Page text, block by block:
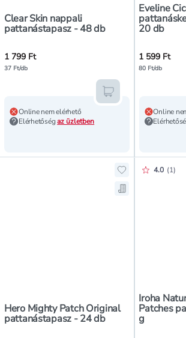
Clear Skin nappali
pattanástapasz - 48 db
1 799 Ft
37 Ft/db
Online nem elérhető
Elérhetőségaz üzletben
Kosárba teszem
Eveline
20 db
1 599 Ft
80 Ft/db
Online
Hero Mighty Patch Original
pattanástapasz - 24 db
Hozzáadás a
Mentés a
Iroha
Patches
g
Értékelés
4.0 (1)